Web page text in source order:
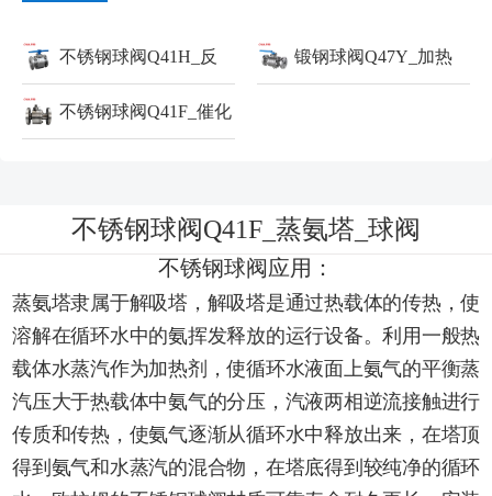
不锈钢球阀Q41H_反
应釜_球阀
锻钢球阀Q47Y_加热
不锈钢球阀Q41F_催化
不锈钢球阀Q41F_蒸氨塔_球阀
不锈钢球阀应用：
蒸氨塔隶属于解吸塔，解吸塔是通过热载体的传热，使
溶解在循环水中的氨挥发释放的运行设备。利用一般热
载体水蒸汽作为加热剂，使循环水液面上氨气的平衡蒸
汽压大于热载体中氨气的分压，汽液两相逆流接触进行
传质和传热，使氨气逐渐从循环水中释放出来，在塔顶
得到氨气和水蒸汽的混合物，在塔底得到较纯净的循环